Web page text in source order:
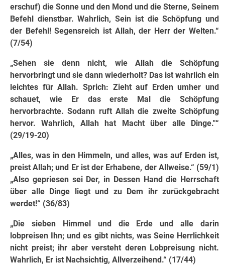
erschuf) die Sonne und den Mond und die Sterne, Seinem
Befehl dienstbar. Wahrlich, Sein ist die Schöpfung und
der Befehl! Segensreich ist Allah, der Herr der Welten.“
(7/54)
„Sehen sie denn nicht, wie Allah die Schöpfung
hervorbringt und sie dann wiederholt? Das ist wahrlich ein
leichtes für Allah. Sprich: Zieht auf Erden umher und
schauet, wie Er das erste Mal die Schöpfung
hervorbrachte. Sodann ruft Allah die zweite Schöpfung
hervor. Wahrlich, Allah hat Macht über alle Dinge."“
(29/19-20)
„Alles, was in den Himmeln, und alles, was auf Erden ist,
preist Allah; und Er ist der Erhabene, der Allweise.“ (59/1)
„Also gepriesen sei Der, in Dessen Hand die Herrschaft
über alle Dinge liegt und zu Dem ihr zurückgebracht
werdet!“ (36/83)
„Die sieben Himmel und die Erde und alle darin
lobpreisen Ihn; und es gibt nichts, was Seine Herrlichkeit
nicht preist; ihr aber versteht deren Lobpreisung nicht.
Wahrlich, Er ist Nachsichtig, Allverzeihend.“ (17/44)